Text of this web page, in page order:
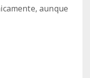
aunque